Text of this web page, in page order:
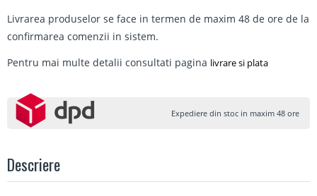
Livrarea produselor se face in termen de maxim 48 de ore de la
confirmarea comenzii in sistem.
Pentru mai multe detalii consultati pagina livrare si plata
Expediere din stoc in maxim 48 ore
Descriere